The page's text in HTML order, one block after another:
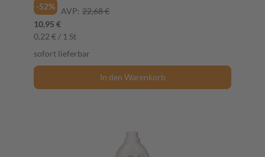
-52%
AVP: 22,68 €
10,95 €
0,22 € / 1 St
sofort lieferbar
In den Warenkorb